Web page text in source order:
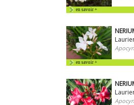
en savoir +
en savoir +